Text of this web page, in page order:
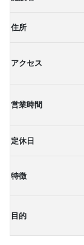
住所
アクセス
営業時間
定休日
特徴
目的